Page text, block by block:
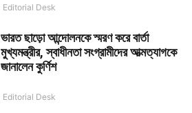
Editorial Desk
ভারত ছাড়ো আন্দোলনকে স্মরণ করে বার্তা
মুখ্যমন্ত্রীর, স্বাধীনতা সংগ্রামীদের আত্মত্যাগকে
জানালেন কুর্ণিশ
Editorial Desk